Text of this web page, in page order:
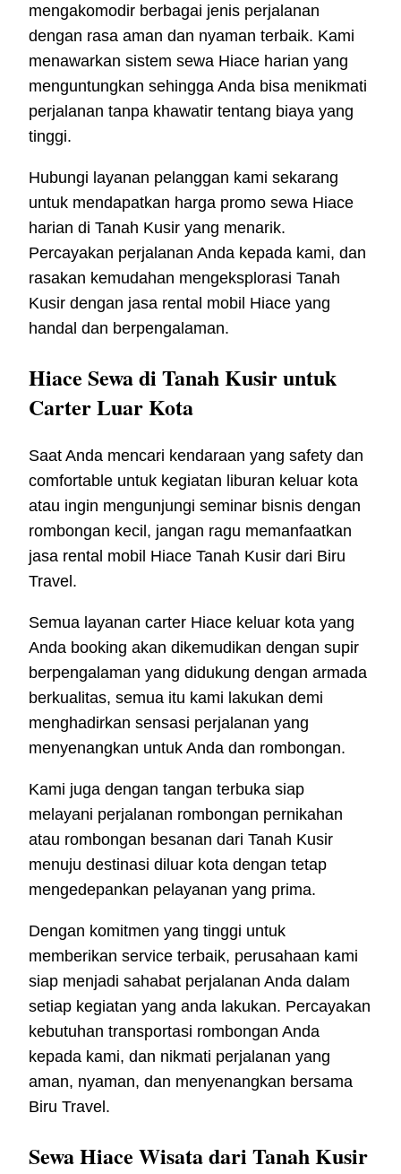
mengakomodir berbagai jenis perjalanan
dengan rasa aman dan nyaman terbaik. Kami
menawarkan sistem sewa Hiace harian yang
menguntungkan sehingga Anda bisa menikmati
perjalanan tanpa khawatir tentang biaya yang
tinggi.
Hubungi layanan pelanggan kami sekarang
untuk mendapatkan harga promo sewa Hiace
harian di Tanah Kusir yang menarik.
Percayakan perjalanan Anda kepada kami, dan
rasakan kemudahan mengeksplorasi Tanah
Kusir dengan jasa rental mobil Hiace yang
handal dan berpengalaman.
Hiace Sewa di Tanah Kusir untuk
Carter Luar Kota
Saat Anda mencari kendaraan yang safety dan
comfortable untuk kegiatan liburan keluar kota
atau ingin mengunjungi seminar bisnis dengan
rombongan kecil, jangan ragu memanfaatkan
jasa rental mobil Hiace Tanah Kusir dari Biru
Travel.
Semua layanan carter Hiace keluar kota yang
Anda booking akan dikemudikan dengan supir
berpengalaman yang didukung dengan armada
berkualitas, semua itu kami lakukan demi
menghadirkan sensasi perjalanan yang
menyenangkan untuk Anda dan rombongan.
Kami juga dengan tangan terbuka siap
melayani perjalanan rombongan pernikahan
atau rombongan besanan dari Tanah Kusir
menuju destinasi diluar kota dengan tetap
mengedepankan pelayanan yang prima.
Dengan komitmen yang tinggi untuk
memberikan service terbaik, perusahaan kami
siap menjadi sahabat perjalanan Anda dalam
setiap kegiatan yang anda lakukan. Percayakan
kebutuhan transportasi rombongan Anda
kepada kami, dan nikmati perjalanan yang
aman, nyaman, dan menyenangkan bersama
Biru Travel.
Sewa Hiace Wisata dari Tanah Kusir